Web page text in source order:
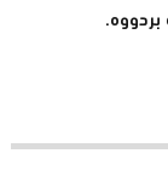
بردووە.